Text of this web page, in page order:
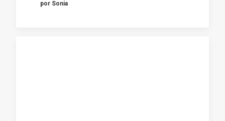
por Sonia